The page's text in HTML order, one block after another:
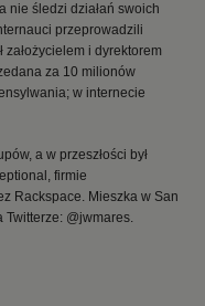
nie śledzi działań swoich
przeprowadzili
i dyrektorem
za 10 milionów
w internecie
a w przeszłości był
firmie
Rackspace. Mieszka w San
Twitterze: @jwmares.